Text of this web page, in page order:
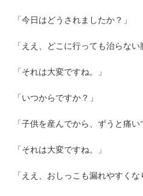
「今日はどうされましたか？」
「ええ、どこに行っても治らない
「それは大変ですね。」
「いつからですか？」
「子供を産んでから、ずうと痛い
「それは大変ですね。」
「ええ、おしっこも漏れやすくな